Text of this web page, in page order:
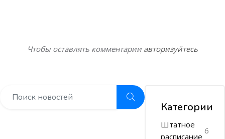
Чтобы оставлять комментарии авторизуйтесь
Категории
Штатное
расписание
6